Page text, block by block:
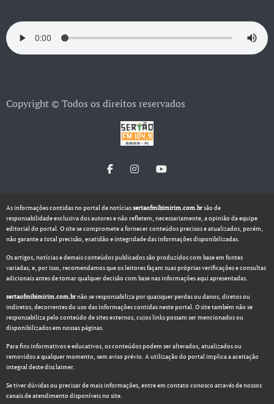
Copyright © Todos os direitos reservados
As informações contidas no portal de notíciassertaofmibimirim.com.brsão de
responsabilidade exclusiva dos autores e não refletem, necessariamente, a opinião da equipe
editorial do portal. O site se compromete a fornecer conteúdos precisos e atualizados, porém,
não garante a total precisão, exatidão e integridade das informações disponibilizadas.
Os artigos, notícias e demais conteúdos publicados são produzidos com base em fontes
variadas, e, por isso, recomendamos que os leitores façam suas próprias verificações e consultas
adicionais antes de tomar qualquer decisão com base nas informações aqui apresentadas.
sertaofmibimirim.com.brnão se responsabiliza por quaisquer perdas ou danos, diretos ou
indiretos, decorrentes do uso das informações contidas neste portal. O site também não se
responsabiliza pelo conteúdo de sites externos, cujos links possam ser mencionados ou
disponibilizados em nossas páginas.
Para fins informativos e educativos, os conteúdos podem ser alterados, atualizados ou
removidos a qualquer momento, sem aviso prévio. A utilização do portal implica a aceitação
integral deste disclaimer.
Se tiver dúvidas ou precisar de mais informações, entre em contato conosco através de nossos
canais de atendimento disponíveis no site.